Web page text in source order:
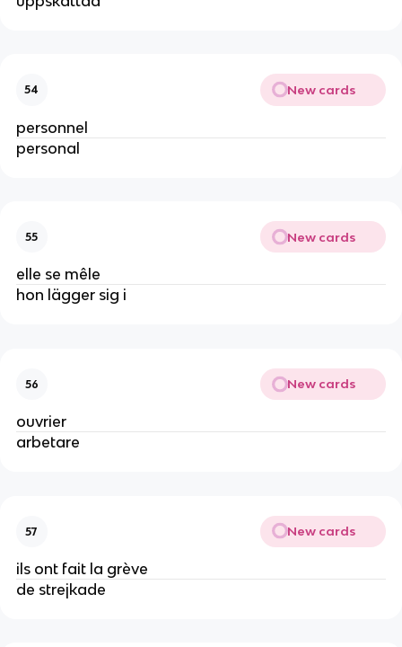
54 New cards
personnel
personal
55 New cards
elle se mêle
hon lägger sig i
56 New cards
ouvrier
arbetare
57 New cards
ils ont fait la grève
de strejkade